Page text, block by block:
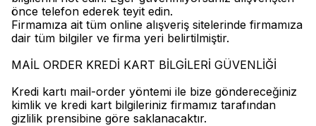
önce telefon ederek teyit edin.
Firmamıza ait tüm online alışveriş sitelerinde firmamıza
dair tüm bilgiler ve firma yeri belirtilmiştir.
MAİL ORDER KREDİ KART BİLGİLERİ GÜVENLİĞİ
Kredi kartı mail-order yöntemi ile bize göndereceğiniz
kimlik ve kredi kart bilgileriniz firmamız tarafından
gizlilik prensibine göre saklanacaktır.